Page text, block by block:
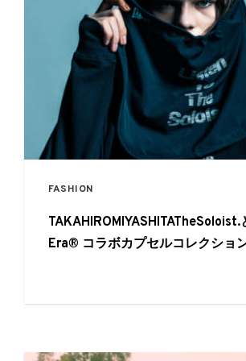
FASHION
TAKAHIROMIYASHITATheSoloist.
Era®︎ コラボカプセルコレクショ